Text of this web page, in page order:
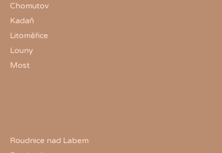
Chomutov
Kadaň
Litoměřice
Louny
Most
Roudnice nad Labem